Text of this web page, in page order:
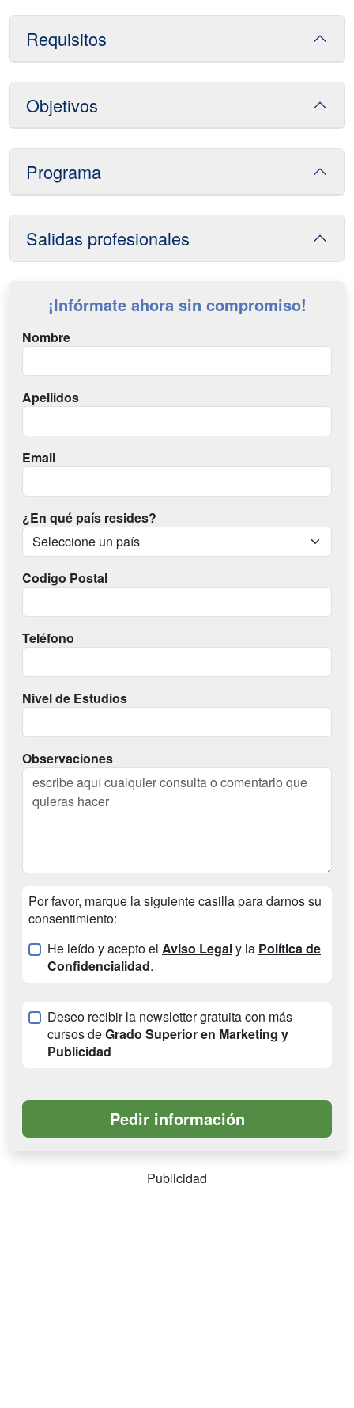
Requisitos
Objetivos
Programa
Salidas profesionales
¡Infórmate ahora sin compromiso!
Nombre
Apellidos
Email
¿En qué país resides?
Codigo Postal
Teléfono
Nivel de Estudios
Observaciones
Por favor, marque la siguiente casilla para darnos su
consentimiento:
He leído y acepto el Aviso Legaly la Política de
Confidencialidad.
Deseo recibir la newsletter gratuita con más
cursos deGrado Superior en Marketing y
Publicidad
Publicidad